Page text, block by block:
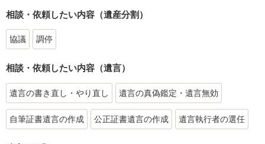
相談・依頼したい内容（遺産分割）
協議 調停
相談・依頼したい内容（遺言）
遺言の書き直し・やり直し 遺言の真偽鑑定・遺言無効
自筆証書遺言の作成 公正証書遺言の作成 遺言執行者の選任